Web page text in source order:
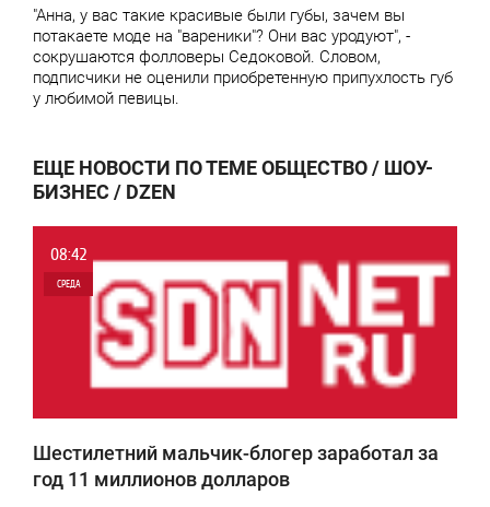
"Анна, у вас такие красивые были губы, зачем вы
потакаете моде на "вареники"? Они вас уродуют", -
сокрушаются фолловеры Седоковой. Словом,
подписчики не оценили приобретенную припухлость губ
у любимой певицы.
ЕЩЕ НОВОСТИ ПО ТЕМЕ ОБЩЕСТВО / ШОУ-
БИЗНЕС / DZEN
08:42
СРЕДА
Шестилетний мальчик-блогер заработал за
год 11 миллионов долларов